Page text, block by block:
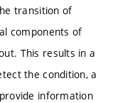
transition of
components of
This results in a
the condition, a
information